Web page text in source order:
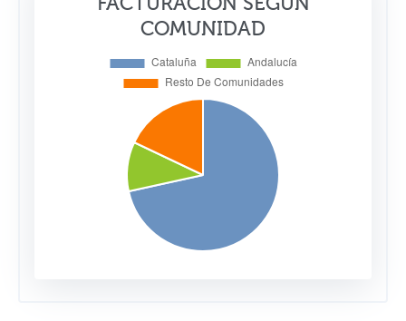
COMUNIDAD